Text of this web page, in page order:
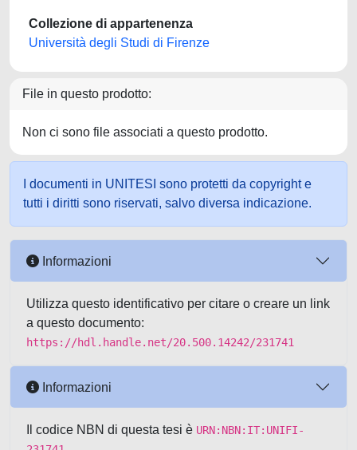
Collezione di appartenenza
Università degli Studi di Firenze
File in questo prodotto:
Non ci sono file associati a questo prodotto.
I documenti in UNITESI sono protetti da copyright e
tutti i diritti sono riservati, salvo diversa indicazione.
Informazioni
Utilizza questo identificativo per citare o creare un link
a questo documento:
https://hdl.handle.net/20.500.14242/231741
Informazioni
Il codice NBN di questa tesi è URN:NBN:IT:UNIFI-